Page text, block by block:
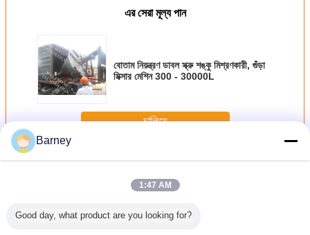
এর সেরা মূল্য পান
বোতাম নিয়ন্ত্রণ ডাবল স্ক্রু শঙ্কু মিশ্রণকারী, গুঁড়া
মিক্সার মেশিন 300 - 30000L
চালিয়ে
অধিকগুঁড়া মিশ্রণ মেশিন
Barney
1:47 AM
Good day, what product are you looking for?